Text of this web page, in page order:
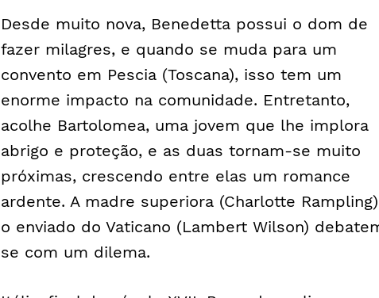
Desde muito nova, Benedetta possui o dom de
fazer milagres, e quando se muda para um
convento em Pescia (Toscana), isso tem um
enorme impacto na comunidade. Entretanto,
acolhe Bartolomea, uma jovem que lhe implora
abrigo e proteção, e as duas tornam-se muito
próximas, crescendo entre elas um romance
ardente. A madre superiora (Charlotte
o enviado do Vaticano (Lambert Wilson)
se com um dilema.